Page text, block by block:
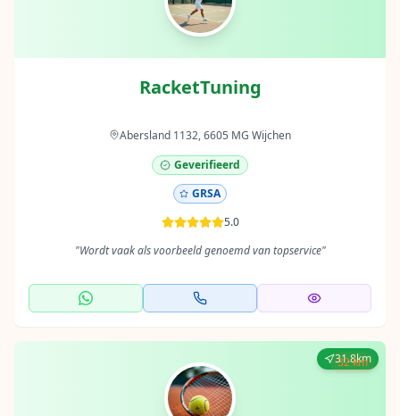
RacketTuning
Abersland 1132, 6605 MG Wijchen
Geverifieerd
GRSA
5.0
"Wordt vaak als voorbeeld genoemd van topservice"
31.8km
32 km